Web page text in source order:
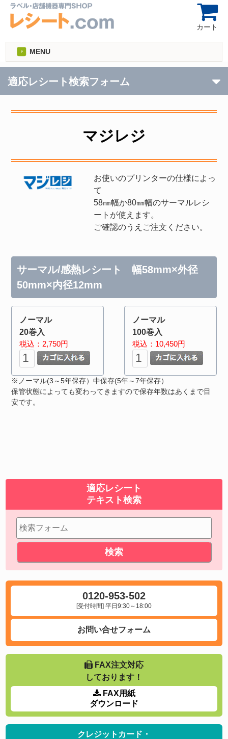
カート
MENU
適応レシート検索フォーム
マジレジ
お使いのプリンターの仕様によっ
て
58㎜幅か80㎜幅のサーマルレシ
ートが使えます。
ご確認のうえご注文ください。
サーマル/感熱レシート 幅58mm×外径
50mm×内径12mm
ノーマル
20巻入
税込：2,750円
ノーマル
100巻入
税込：10,450円
※ノーマル(3～5年保存）中保存(5年～7年保存）
保管状態によっても変わってきますので保存年数はあくまで目
安です。
適応レシート
テキスト検索
0120-953-502
[受付時間] 平日9:30～18:00
お問い合せフォーム
FAX注文対応
しております！
FAX用紙
ダウンロード
クレジットカード・